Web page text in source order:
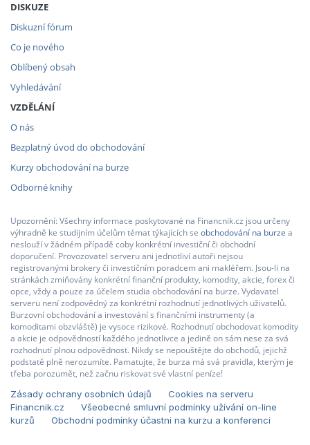
DISKUZE
Diskuzní fórum
Co je nového
Oblíbený obsah
Vyhledávání
VZDĚLÁNÍ
O nás
Bezplatný úvod do obchodování
Kurzy obchodování na burze
Odborné knihy
Upozornění: Všechny informace poskytované na Financnik.cz jsou určeny
výhradně ke studijním účelům témat týkajících se obchodování na burze a
neslouží v žádném případě coby konkrétní investiční či obchodní
doporučení. Provozovatel serveru ani jednotliví autoři nejsou
registrovanými brokery či investičním poradcem ani makléřem. Jsou-li na
stránkách zmiňovány konkrétní finanční produkty, komodity, akcie, forex či
opce, vždy a pouze za účelem studia obchodování na burze. Vydavatel
serveru není zodpovědný za konkrétní rozhodnutí jednotlivých uživatelů.
Burzovní obchodování a investování s finančními instrumenty (a
komoditami obzvláště) je vysoce rizikové. Rozhodnutí obchodovat komodity
a akcie je odpovědností každého jednotlivce a jedině on sám nese za svá
rozhodnutí plnou odpovědnost. Nikdy se nepouštějte do obchodů, jejichž
podstatě plně nerozumíte. Pamatujte, že burza má svá pravidla, kterým je
třeba porozumět, než začnu riskovat své vlastní peníze!
Zásady ochrany osobních údajů
Cookies na serveru
Financnik.cz
Všeobecné smluvní podmínky užívání on-line
kurzů
Obchodní podmínky účastni na kurzu a konferenci